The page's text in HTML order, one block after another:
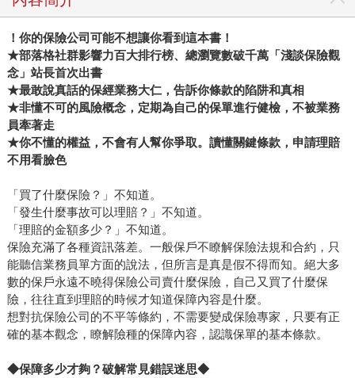
！你的保險公司可能不想讓你看到這本書！
★部落格社群影響力百大排行榜、總瀏覽數破千萬「淺談保險觀
念」站長首次出書
★最敢說真話的保經業務大仁，告訴你條款的陷阱和真相
★非懂不可的風險概念，定期為自己的保單進行健檢，不被業務
員牽著走
★你不懂的權益，不會有人幫你爭取。讀懂關鍵條款，申請理賠
不用看臉色
「買了什麼保險？」不知道。
「發生什麼事故可以理賠？」不知道。
「理賠的金額多少？」不知道。
保險充滿了各種資訊落差。一般保戶不瞭解保險法規和合約，只
能聽信業務員單方面的說法，但所言是真是假不得而知。絕大多
數的保戶永遠不曉得保險公司賣什麼保險，自己又買了什麼保
險，往往直到理賠的時候才知道保障內容是什麼。
想對抗保險公司的不平等條約，不需要變成保險專家，只要有正
確的基本觀念，瞭解險種的保障內容，認識保單的基本條款。
◆保障多少才夠？破解常見錯誤迷思◆